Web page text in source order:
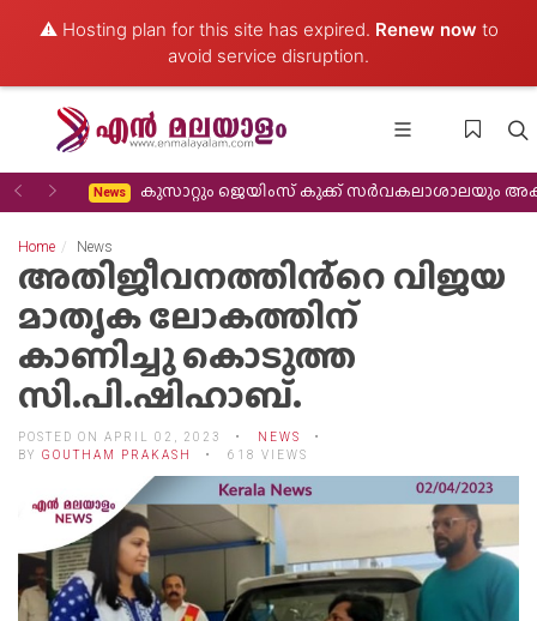
⚠️ Hosting plan for this site has expired. Renew now to
avoid service disruption.
Previous
NextNews കുസാറ്റും ജെയിംസ് കുക്ക് സർവകലാശാലയും അക്കാദമിക സഹകരണം
Home News
അതിജീവനത്തിൻ്റെ വിജയ
മാതൃക ലോകത്തിന്
കാണിച്ചു കൊടുത്ത
സി.പി.ഷിഹാബ്.
POSTED ON APRIL 02, 2023
NEWS
BY GOUTHAM PRAKASH 618 VIEWS